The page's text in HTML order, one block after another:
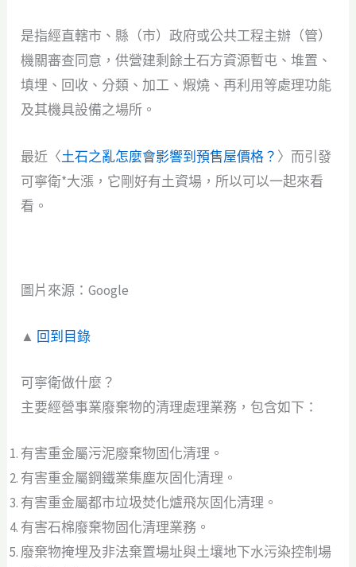
是指經直轄市、縣（市）政府或公共工程主辦（管）
機關審查同意，供營建剩餘土石方資源暫屯、堆置、
填埋、回收、分類、加工、煆燒、再利用等處理功能
及其機具設備之場所。
最近〈土石之亂怎麼會影響到預售屋價格？ 〉而引發
可寧衛*大漲，它剛好有土資場，所以可以一起來看
看。
圖片來源：Google
▲ 回到目錄
可寧衛做什麼？
主要經營事業廢棄物的清理處理業務，包含如下：
有害重金屬污泥廢棄物固化清理。
有害重金屬鋼鐵業集塵灰固化清理。
有害重金屬都市垃圾焚化爐飛灰固化清理。
有害石棉廢棄物固化清理業務。
廢棄物掩埋及非法棄置場址與土壤地下水污染控制場